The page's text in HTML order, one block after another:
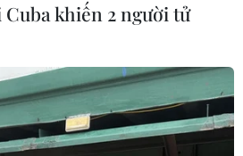
khiến 2 người tử